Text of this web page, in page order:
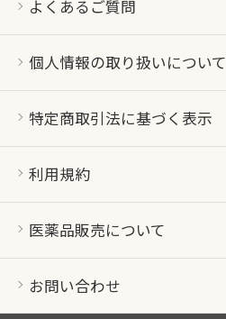
よくあるご質問
個人情報の取り扱いについて
特定商取引法に基づく表示
利用規約
医薬品販売について
お問い合わせ